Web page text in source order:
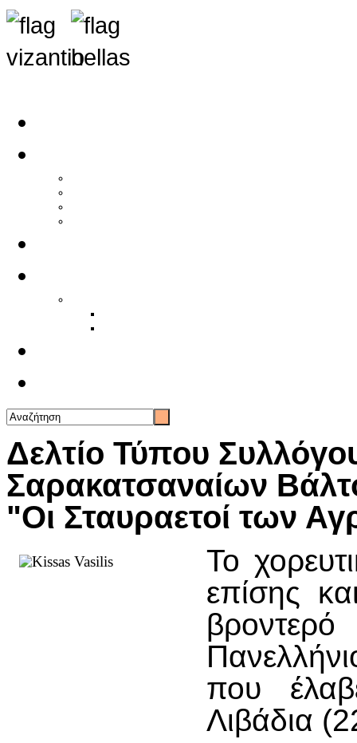
Δελτίο Τύπου
Σαρακατσαναίων
"Οι Σταυραετοί των
Το
επίσης
που
Λιβάδια